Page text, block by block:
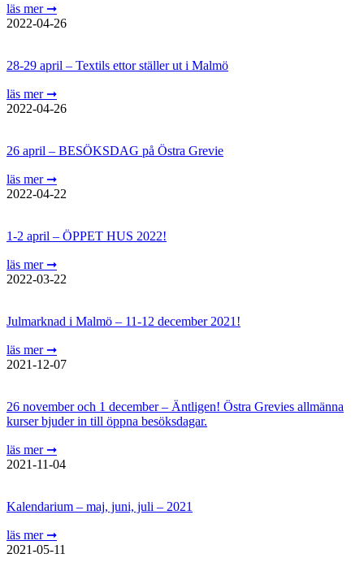
läs mer ➞
2022-04-26
28-29 april – Textils ettor ställer ut i Malmö
läs mer ➞
2022-04-26
26 april – BESÖKSDAG på Östra Grevie
läs mer ➞
2022-04-22
1-2 april – ÖPPET HUS 2022!
läs mer ➞
2022-03-22
Julmarknad i Malmö – 11-12 december 2021!
läs mer ➞
2021-12-07
26 november och 1 december – Äntligen! Östra Grevies allmänna
kurser bjuder in till öppna besöksdagar.
läs mer ➞
2021-11-04
Kalendarium – maj, juni, juli – 2021
läs mer ➞
2021-05-11